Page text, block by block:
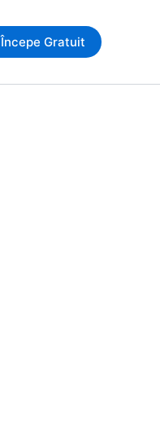
Începe Gratuit